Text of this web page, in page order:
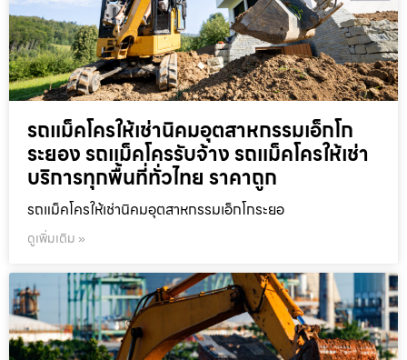
รถแม็คโครให้เช่านิคมอุตสาหกรรมเอ็กโก
ระยอง รถแม็คโครรับจ้าง รถแม็คโครให้เช่า
บริการทุกพื้นที่ทั่วไทย ราคาถูก
รถแม็คโครให้เช่านิคมอุตสาหกรรมเอ็กโกระยอ
ดูเพิ่มเติม »